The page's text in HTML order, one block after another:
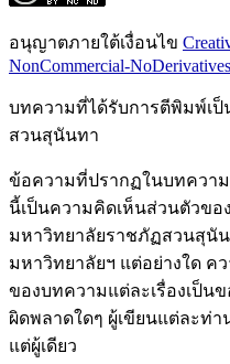
อนุญาตภายใต้เงื่อนไข
NonCommercial-
บทความที่ได้รับการตีพิมพ์เ
สวนสุนันทา
ข้อความที่ปรากฏในบทความ
นี้เป็นความคิดเห็นส่วนตัวขอ
มหาวิทยาลัยราชภัฏสวนสุนั
มหาวิทยาลัยฯ แต่อย่างใด
ของบทความแต่ละเรื่องเป็น
ผิดพลาดใดๆ ผู้เขียนแต่ละท่
แต่ผู้เดียว